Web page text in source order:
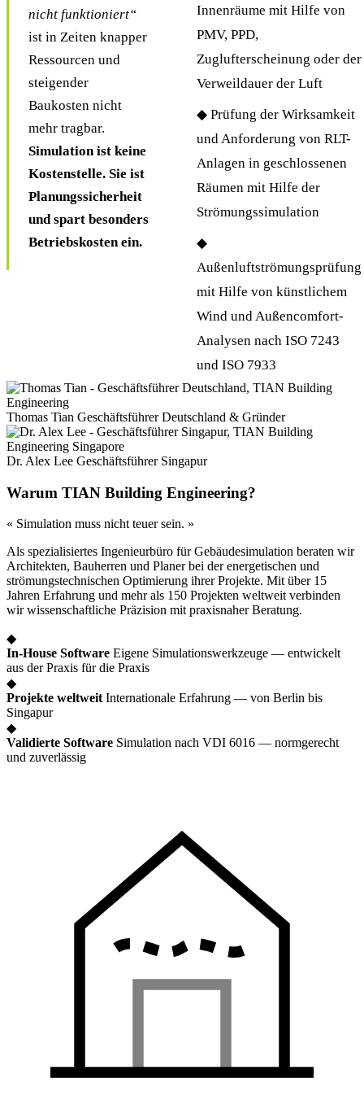
nicht funktioniert“
ist in Zeiten knapper
Ressourcen und
steigender
Baukosten nicht
mehr tragbar.
Simulation ist keine
Kostenstelle. Sie ist
Planungssicherheit
und spart besonders
Betriebskosten ein.
Innenräume mit Hilfe von
PMV, PPD,
Zuglufterscheinung oder der
Verweildauer der Luft
◆ Prüfung der Wirksamkeit
und Anforderung von RLT-
Anlagen in geschlossenen
Räumen mit Hilfe der
Strömungssimulation
◆
Außenluftströmungsprüfung
mit Hilfe von künstlichem
Wind und Außencomfort-
Analysen nach ISO 7243
und ISO 7933
Thomas Tian Geschäftsführer Deutschland & Gründer
Dr. Alex Lee Geschäftsführer Singapur
Warum TIAN Building Engineering?
« Simulation muss nicht teuer sein. »
Als spezialisiertes Ingenieurbüro für Gebäudesimulation beraten wir
Architekten, Bauherren und Planer bei der energetischen und
strömungstechnischen Optimierung ihrer Projekte. Mit über 15
Jahren Erfahrung und mehr als 150 Projekten weltweit verbinden
wir wissenschaftliche Präzision mit praxisnaher Beratung.
◆
In-House Software Eigene Simulationswerkzeuge — entwickelt
aus der Praxis für die Praxis
◆
Projekte weltweit Internationale Erfahrung — von Berlin bis
Singapur
◆
Validierte Software Simulation nach VDI 6016 — normgerecht
und zuverlässig